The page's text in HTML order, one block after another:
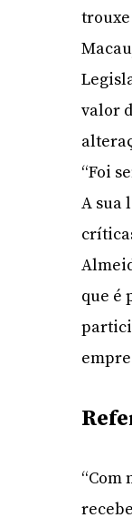
valor
“Foi
A sua
que é
“Com